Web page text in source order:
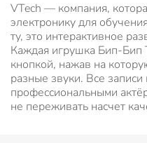
VTech — компания,
электронику для
ту, это интерактивное
Каждая игрушка Бип-Бип
кнопкой, нажав на
разные звуки. Все записи
профессиональными
не переживать насчет